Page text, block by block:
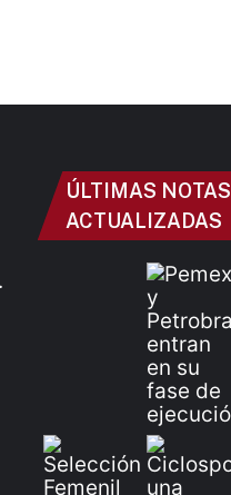
ÚLTIMAS NOTAS
ACTUALIZADAS